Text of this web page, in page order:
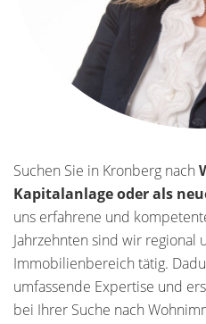
Suchen Sie in Kronberg nach
Kapitalanlage oder als
uns erfahrene und
Jahrzehnten sind wir regional
Immobilienbereich tätig.
umfassende Expertise und
bei Ihrer Suche nach